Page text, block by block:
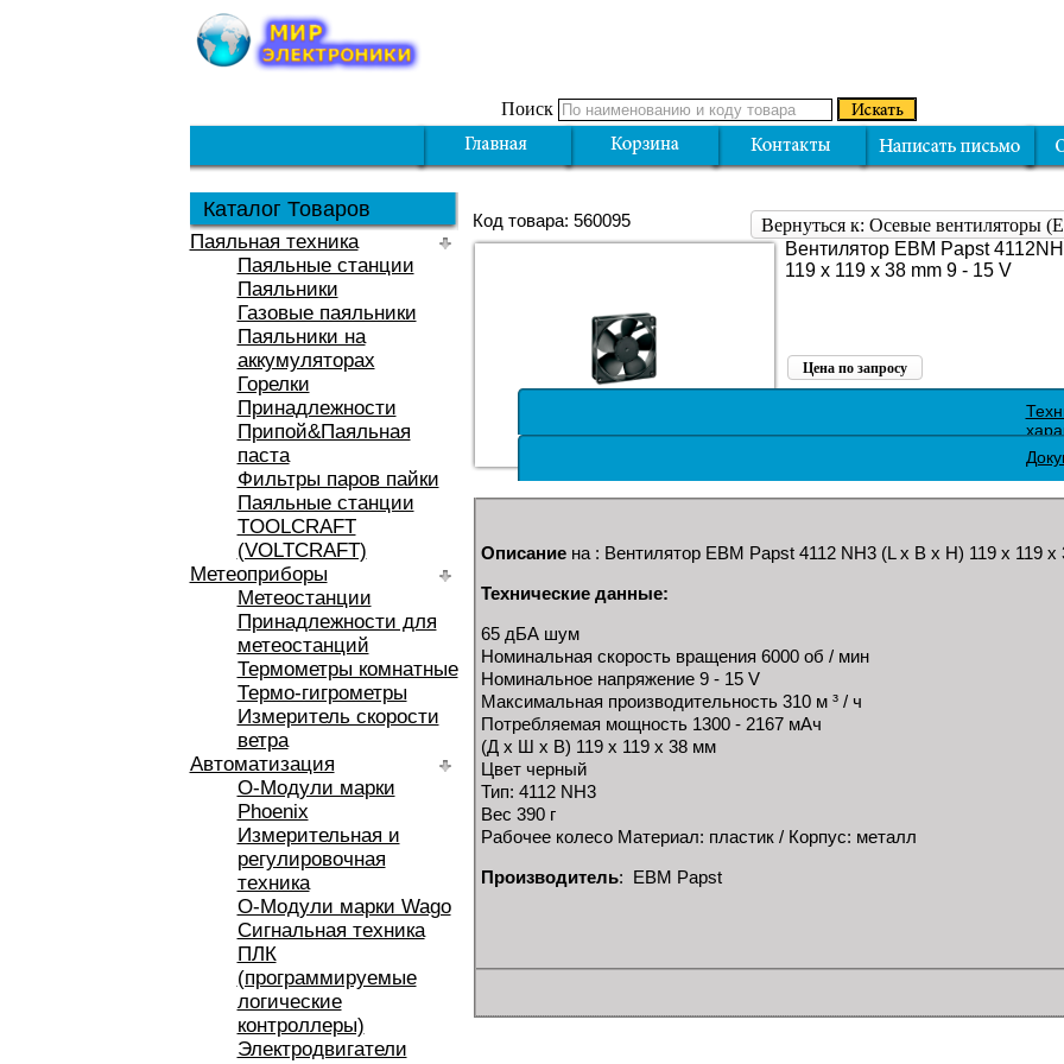
Поиск
Каталог Товаров
Паяльная техника
Паяльные станции
Паяльники
Газовые паяльники
Паяльники на
аккумуляторах
Горелки
Принадлежности
Припой&Паяльная
паста
Фильтры паров пайки
Паяльные станции
TOOLCRAFT
(VOLTCRAFT)
Метеоприборы
Метеостанции
Принадлежности для
метеостанций
Термометры комнатные
Термо-гигрометры
Измеритель скорости
ветра
Автоматизация
O-Модули марки
Phoenix
Измерительная и
регулировочная
техника
O-Модули марки Wago
Сигнальная техника
ПЛК
(программируемые
логические
контроллеры)
Электродвигатели
Вернуться к: Осевые вентиляторы
Код товара: 560095
Вентилятор EBM Papst
119 x 119 x 38 mm 9 - 15 V
Цена по запросу
Описаниена : Вентилятор EBM Papst 4112 NH3 (L x B x H) 119 x 119 x
Технические данные:
65 дБА шум
Номинальная скорость вращения 6000 об / мин
Номинальное напряжение 9 - 15 V
Максимальная производительность 310 м ³ / ч
Потребляемая мощность 1300 - 2167 мАч
(Д х Ш х В) 119 х 119 х 38 мм
Цвет черный
Тип: 4112 NH3
Вес 390 г
Рабочее колесо Материал: пластик / Корпус: металл
Производитель: EBM Papst